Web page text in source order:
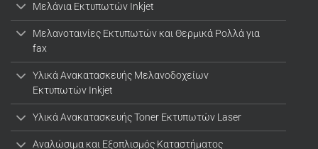
Μελάνια Εκτυπωτών Inkjet
Μελανοταινίες Εκτυπωτών και Θερμικά Ρολλά για
fax
Υλικά Ανακατασκευής Μελανοδοχείων
Εκτυπωτών Inkjet
Υλικά Ανακατασκευής Toner Εκτυπωτών Laser
Αναλώσιμα και Εξοπλισμός Καταστήματος